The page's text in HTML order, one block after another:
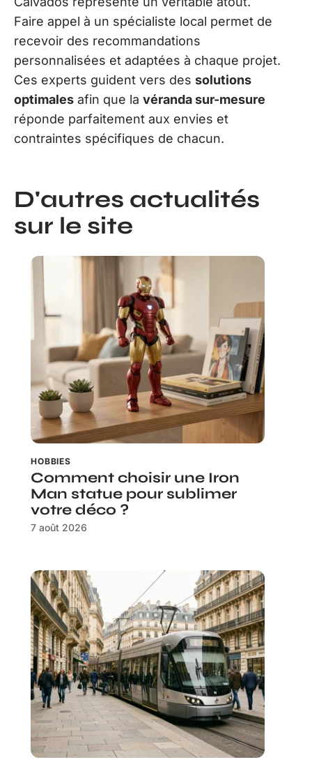
Faire appel à un spécialiste local permet de
recevoir des recommandations
personnalisées et adaptées à chaque projet.
Ces experts guident vers des solutions
optimales afin que la véranda sur-mesure
réponde parfaitement aux envies et
contraintes spécifiques de chacun.
D'autres actualités
sur le site
HOBBIES
Comment choisir une Iron
Man statue pour sublimer
votre déco ?
7 août 2026